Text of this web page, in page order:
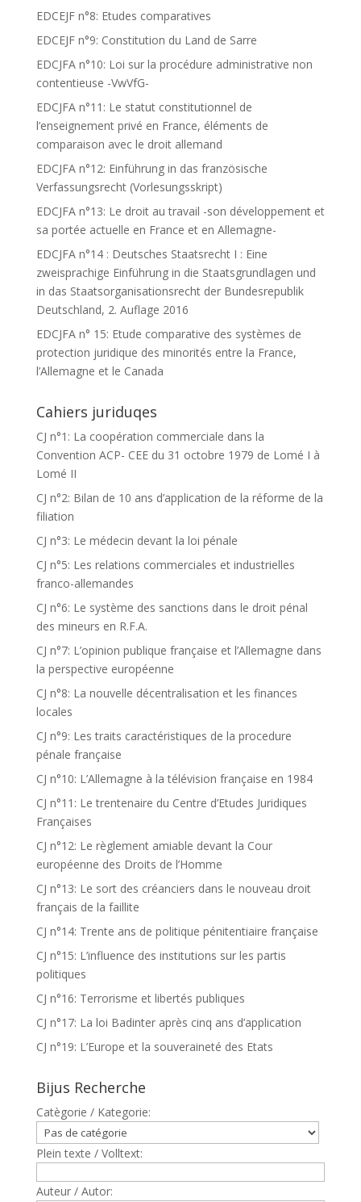
EDCEJF n°8: Etudes comparatives
EDCEJF n°9: Constitution du Land de Sarre
EDCJFA n°10: Loi sur la procédure administrative non
contentieuse -VwVfG-
EDCJFA n°11: Le statut constitutionnel de
l’enseignement privé en France, éléments de
comparaison avec le droit allemand
EDCJFA n°12: Einführung in das französische
Verfassungsrecht (Vorlesungsskript)
EDCJFA n°13: Le droit au travail -son développement et
sa portée actuelle en France et en Allemagne-
EDCJFA n°14 : Deutsches Staatsrecht I : Eine
zweisprachige Einführung in die Staatsgrundlagen und
in das Staatsorganisationsrecht der Bundesrepublik
Deutschland, 2. Auflage 2016
EDCJFA n° 15: Etude comparative des systèmes de
protection juridique des minorités entre la France,
l’Allemagne et le Canada
Cahiers juriduqes
CJ n°1: La coopération commerciale dans la
Convention ACP- CEE du 31 octobre 1979 de Lomé I à
Lomé II
CJ n°2: Bilan de 10 ans d’application de la réforme de la
filiation
CJ n°3: Le médecin devant la loi pénale
CJ n°5: Les relations commerciales et industrielles
franco-allemandes
CJ n°6: Le système des sanctions dans le droit pénal
des mineurs en R.F.A.
CJ n°7: L’opinion publique française et l’Allemagne dans
la perspective européenne
CJ n°8: La nouvelle décentralisation et les finances
locales
CJ n°9: Les traits caractéristiques de la procedure
pénale française
CJ n°10: L’Allemagne à la télévision française en 1984
CJ n°11: Le trentenaire du Centre d’Etudes Juridiques
Françaises
CJ n°12: Le règlement amiable devant la Cour
européenne des Droits de l’Homme
CJ n°13: Le sort des créanciers dans le nouveau droit
français de la faillite
CJ n°14: Trente ans de politique pénitentiaire française
CJ n°15: L’influence des institutions sur les partis
politiques
CJ n°16: Terrorisme et libertés publiques
CJ n°17: La loi Badinter après cinq ans d’application
CJ n°19: L’Europe et la souveraineté des Etats
Bijus Recherche
Catègorie / Kategorie:
Plein texte / Volltext:
Auteur / Autor: